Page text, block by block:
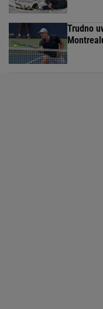
Trudno